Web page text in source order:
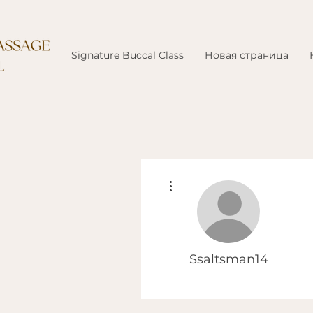
Signature Buccal Class Новая страница
Ssaltsman14